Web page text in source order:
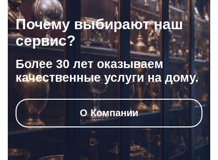
Почему выбирают наш
сервис?
Более 30 лет оказываем
качественные услуги на дому.
О Компании